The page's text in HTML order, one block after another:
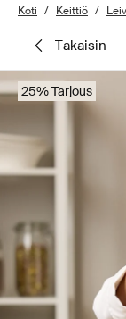
Koti Keittiö
takaisin
25% Tarjous